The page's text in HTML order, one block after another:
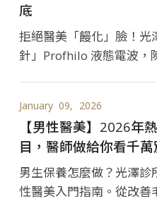
底
拒絕醫美「饅化」臉！光
針」Profhilo 液態電波，
January 09 2026
【男性醫美】2026年
目，醫師做給你看千
男生保養怎麼做？光澤診
性醫美入門指南。從改善